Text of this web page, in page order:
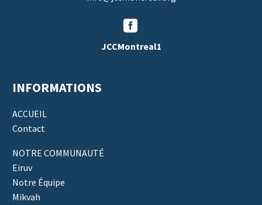


JCCMontreal1
INFORMATIONS
ACCUEIL
Contact
NOTRE COMMUNAUTÉ
Eiruv
Notre Équipe
Mikvah